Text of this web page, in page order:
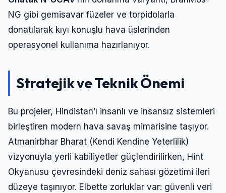
NG gibi gemisavar füzeler ve torpidolarla
donatılarak kıyı konuşlu hava üslerinden
operasyonel kullanıma hazırlanıyor.
Stratejik ve Teknik Önemi
Bu projeler, Hindistan’ı insanlı ve insansız sistemleri
birleştiren modern hava savaş mimarisine taşıyor.
Atmanirbhar Bharat (Kendi Kendine Yeterlilik)
vizyonuyla yerli kabiliyetler güçlendirilirken, Hint
Okyanusu çevresindeki deniz sahası gözetimi ileri
düzeye taşınıyor. Elbette zorluklar var: güvenli veri